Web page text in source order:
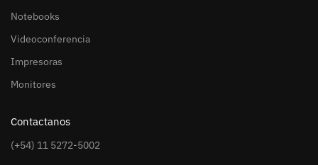
Notebooks
Videoconferencia
Impresoras
Monitores
Contactanos
(+54) 11 5272-5002